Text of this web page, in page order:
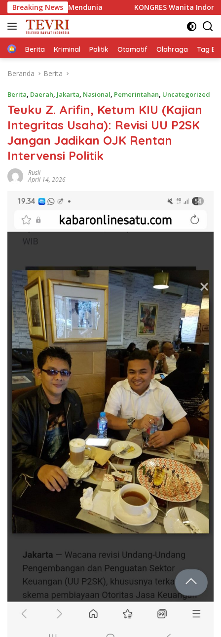
Langsung
ke
konten
Breaking NewsKONGRES Wanita Indonesia (Kowani)
HomeBerita Kriminal Politik Otomotif Olahraga Tag
Beranda Berita
Berita, Daerah, Jakarta, Nasional, Pemerintahan, Uncategorized
Teuku Z. Arifin, Ketum KIU (Kajian
Integritas Usaha): Revisi UU P2SK
Jangan Jadikan OJK Rentan
Intervensi Politik
Rusli
April 14, 2026